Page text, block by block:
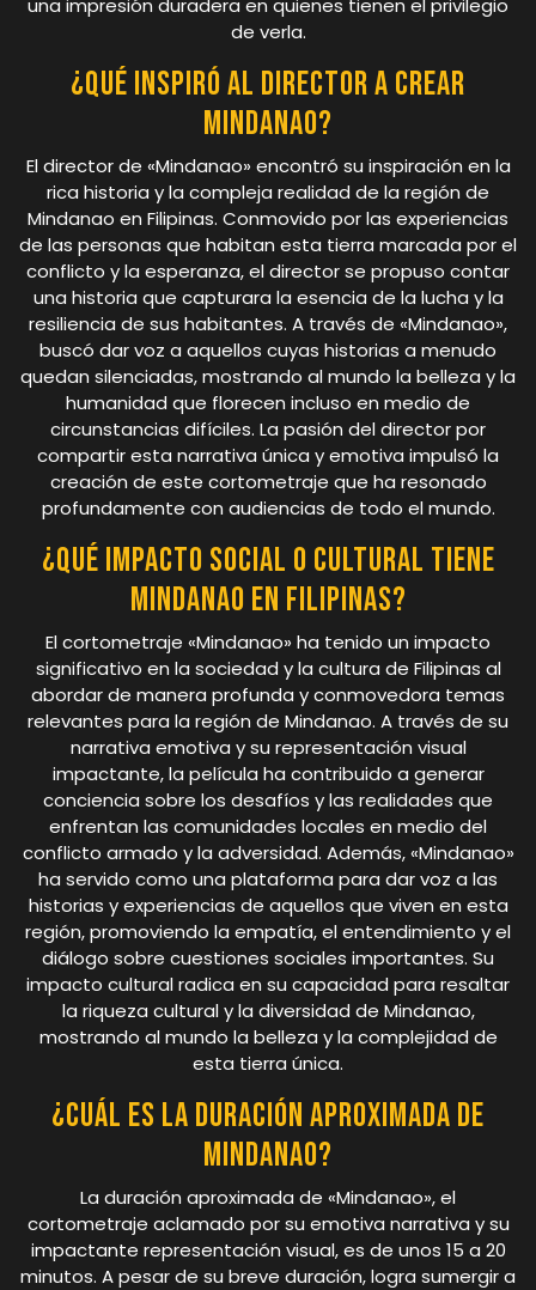
de verla.
¿Qué inspiró al director a crear
Mindanao?
El director de «Mindanao» encontró su inspiración en la
rica historia y la compleja realidad de la región de
Mindanao en Filipinas. Conmovido por las experiencias
de las personas que habitan esta tierra marcada por el
conflicto y la esperanza, el director se propuso contar
una historia que capturara la esencia de la lucha y la
resiliencia de sus habitantes. A través de «Mindanao»,
buscó dar voz a aquellos cuyas historias a menudo
quedan silenciadas, mostrando al mundo la belleza y la
humanidad que florecen incluso en medio de
circunstancias difíciles. La pasión del director por
compartir esta narrativa única y emotiva impulsó la
creación de este cortometraje que ha resonado
profundamente con audiencias de todo el mundo.
¿Qué impacto social o cultural tiene
Mindanao en Filipinas?
El cortometraje «Mindanao» ha tenido un impacto
significativo en la sociedad y la cultura de Filipinas al
abordar de manera profunda y conmovedora temas
relevantes para la región de Mindanao. A través de su
narrativa emotiva y su representación visual
impactante, la película ha contribuido a generar
conciencia sobre los desafíos y las realidades que
enfrentan las comunidades locales en medio del
conflicto armado y la adversidad. Además, «Mindanao»
ha servido como una plataforma para dar voz a las
historias y experiencias de aquellos que viven en esta
región, promoviendo la empatía, el entendimiento y el
diálogo sobre cuestiones sociales importantes. Su
impacto cultural radica en su capacidad para resaltar
la riqueza cultural y la diversidad de Mindanao,
mostrando al mundo la belleza y la complejidad de
esta tierra única.
¿Cuál es la duración aproximada de
Mindanao?
La duración aproximada de «Mindanao», el
cortometraje aclamado por su emotiva narrativa y su
impactante representación visual, es de unos 15 a 20
minutos. A pesar de su breve duración, logra sumergir a